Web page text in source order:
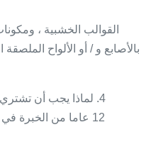
القوالب الخشبية ،
بالأصابع و / أو الألواح
4. لماذا يجب أن تشتري منا وليس من موردين آخرين؟
12 عاما من الخبرة في الإنتاج ؛ وقت التسليم السريع ؛